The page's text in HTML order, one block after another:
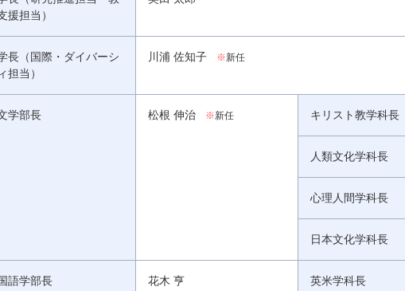
援担当）
長（国際・ダイバーシ
担当）
川浦 佐知子 ※新任
学部長 松根 伸治 ※新任 キリスト教学科長
人類文化学科長
心理人間学科長
日本文化学科長
語学部長 花木 亨 英米学科長